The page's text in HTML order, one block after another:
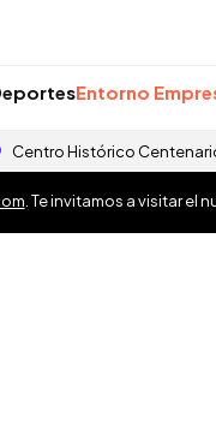
Entorno
Centro Histórico
. Te invitamos a visitar